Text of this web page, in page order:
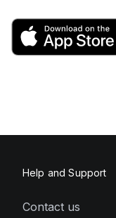
Help and Support
Contact us